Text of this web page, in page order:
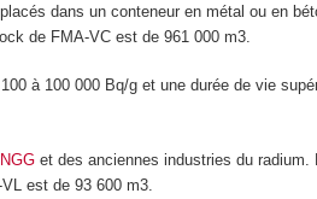
dans un conteneur en métal ou en
de FMA-VC est de 961 000 m3
à 100 000 Bq/g et une durée de vie
et des anciennes industries du
est de 93 600 m3